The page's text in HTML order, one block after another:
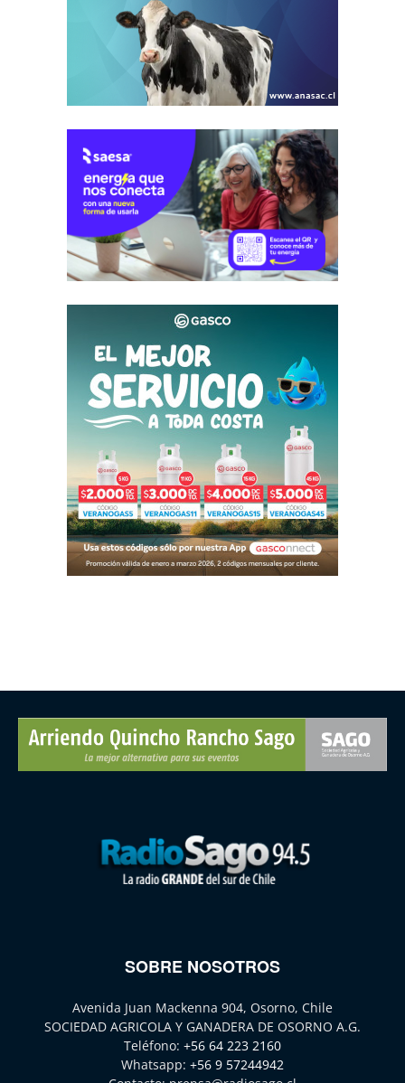
SOBRE NOSOTROS
Avenida Juan Mackenna 904, Osorno, Chile
SOCIEDAD AGRICOLA Y GANADERA DE OSORNO A.G.
Teléfono: +56 64 223 2160
Whatsapp: +56 9 57244942